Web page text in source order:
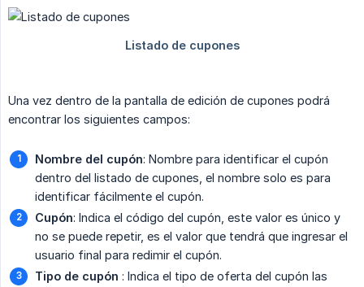
Una vez dentro de la pantalla de edición de cupones podrá
encontrar los siguientes campos:
Nombre del cupón: Nombre para identificar el cupón
dentro del listado de cupones, el nombre solo es para
identificar fácilmente el cupón.
Cupón: Indica el código del cupón, este valor es único y
no se puede repetir, es el valor que tendrá que ingresar el
usuario final para redimir el cupón.
Tipo de cupón : Indica el tipo de oferta del cupón las